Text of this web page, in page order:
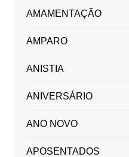
AMAMENTAÇÃO
AMPARO
ANISTIA
ANIVERSÁRIO
ANO NOVO
APOSENTADOS